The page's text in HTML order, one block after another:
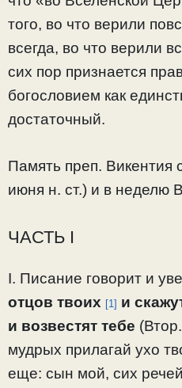
того, во что верили
всегда, во что верили
сих пор признается
богословием как
достаточный.
Память преп. Викентия
июня н. ст.) и в неделю
ЧАСТЬ I
I. Писание говорит и
отцов твоих [1] и
и возвестят тебе
мудрых прилагай ухо
еще: сын мой, сих